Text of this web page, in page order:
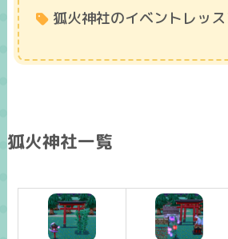
狐火神社のイベントレッ
狐火神社一覧